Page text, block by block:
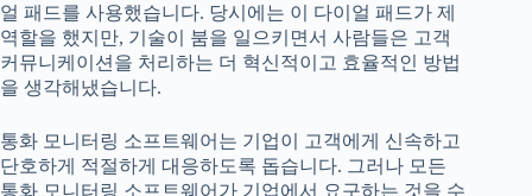
얼 패드를 사용했습니다. 당시에는 이 다이얼 패드가 제
역할을 했지만, 기술이 붐을 일으키면서 사람들은 고객
커뮤니케이션을 처리하는 더 혁신적이고 효율적인 방법
을 생각해냈습니다.
통화 모니터링 소프트웨어는 기업이 고객에게 신속하고
단호하게 적절하게 대응하도록 돕습니다. 그러나 모든
통화 모니터링 소프트웨어가 기업에서 요구하는 것을 수